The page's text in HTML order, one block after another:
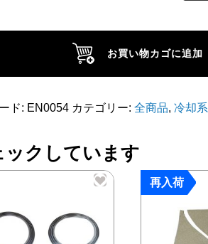
お買い物カゴに追加
ド: EN0054 カテゴリー:全商品,冷却系
クしています
再入荷